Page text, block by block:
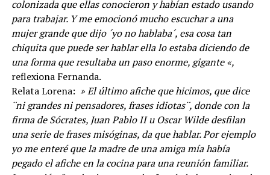
colonizada que ellas conocieron y habían estado usando
para trabajar. Y me emocionó mucho escuchar a una
mujer grande que dijo ´yo no hablaba´, esa cosa tan
chiquita que puede ser hablar ella lo estaba diciendo de
una forma que resultaba un paso enorme, gigante «,
reflexiona Fernanda.
Relata Lorena: » El último afiche que hicimos, que dice
¨ni grandes ni pensadores, frases idiotas¨, donde con la
firma de Sócrates, Juan Pablo II u Oscar Wilde desfilan
una serie de frases misóginas, da que hablar. Por ejemplo
yo me enteré que la madre de una amiga mía había
pegado el afiche en la cocina para una reunión familiar.